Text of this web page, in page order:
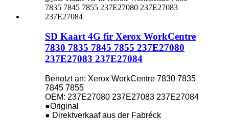
SD Kaart 4G fir Xerox WorkCentre
7830 7835 7845 7855 237E27080
237E27083 237E27084
Benotzt an: Xerox WorkCentre 7830 7835
7845 7855
OEM: 237E27080 237E27083 237E27084
●Original
● Direktverkaaf aus der Fabréck